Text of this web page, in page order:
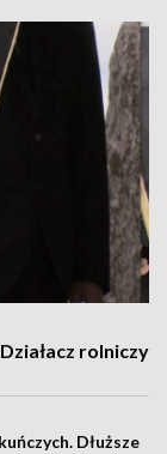
rolniczy
Dłuższe